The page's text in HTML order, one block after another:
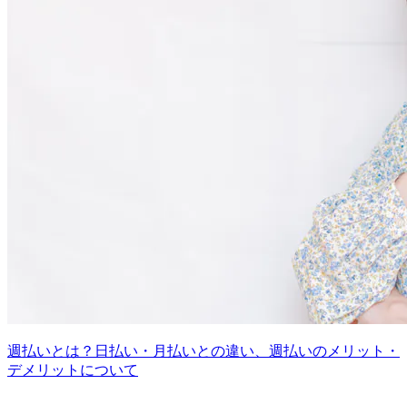
週払いとは？日払い・月払いとの違い、週払いのメリット・
デメリットについて